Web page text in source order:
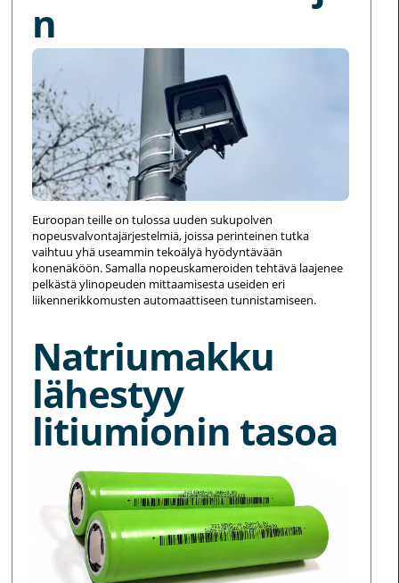
n
Euroopan teille on tulossa uuden sukupolven
nopeusvalvontajärjestelmiä, joissa perinteinen tutka
vaihtuu yhä useammin tekoälyä hyödyntävään
konenäköön. Samalla nopeuskameroiden tehtävä laajenee
pelkästä ylinopeuden mittaamisesta useiden eri
liikennerikkomusten automaattiseen tunnistamiseen.
Natriumakku
lähestyy
litiumionin tasoa